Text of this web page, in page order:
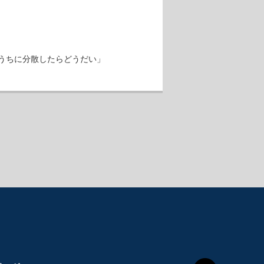
に分散したらどうだい」